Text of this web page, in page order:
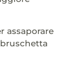
assaporare